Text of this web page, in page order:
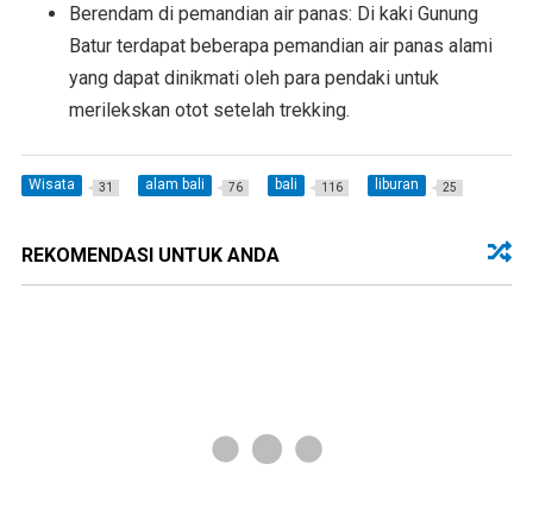
Berendam di pemandian air panas: Di kaki Gunung
Batur terdapat beberapa pemandian air panas alami
yang dapat dinikmati oleh para pendaki untuk
merilekskan otot setelah trekking.
Wisata 31 alam bali 76 bali 116 liburan 25
REKOMENDASI UNTUK ANDA